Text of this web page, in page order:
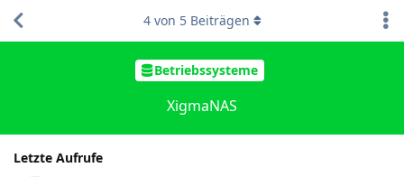
Betriebssysteme
XigmaNAS
Letzte Aufrufe
4von 5Beiträgen